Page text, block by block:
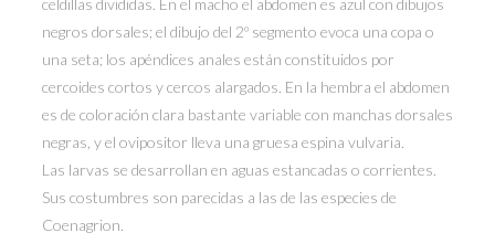
celdillas divididas. En el macho el abdomen es azul con dibujos
negros dorsales; el dibujo del 2º segmento evoca una copa o
una seta; los apéndices anales están constituidos por
cercoides cortos y cercos alargados. En la hembra el abdomen
es de coloración clara bastante variable con manchas dorsales
negras, y el ovipositor lleva una gruesa espina vulvaria.
Las larvas se desarrollan en aguas estancadas o corrientes.
Sus costumbres son parecidas a las de las especies de
Coenagrion.